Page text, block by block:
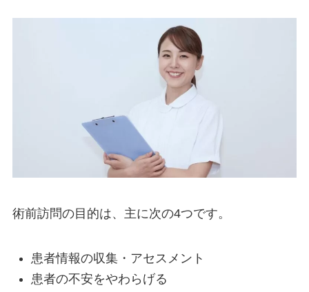
術前訪問の目的は、主に次の4つです。
患者情報の収集・アセスメント
患者の不安をやわらげる